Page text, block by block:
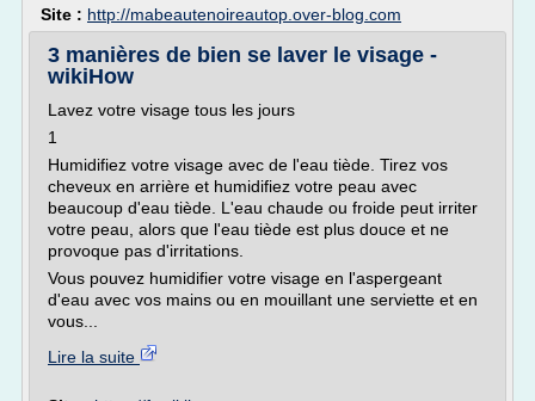
Site : http://mabeautenoireautop.over-blog.com
3 manières de bien se laver le visage -
wikiHow
Lavez votre visage tous les jours
1
Humidifiez votre visage avec de l'eau tiède. Tirez vos
cheveux en arrière et humidifiez votre peau avec
beaucoup d'eau tiède. L'eau chaude ou froide peut irriter
votre peau, alors que l'eau tiède est plus douce et ne
provoque pas d'irritations.
Vous pouvez humidifier votre visage en l'aspergeant
d'eau avec vos mains ou en mouillant une serviette et en
vous...
Lire la suite